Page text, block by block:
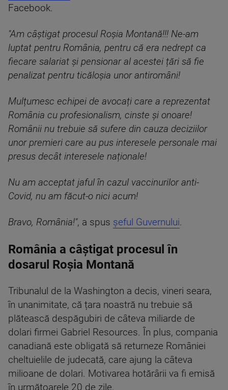
Facebook.
"Am câștigat procesul Roșia Montană!!! Ne-am
luptat pentru România, pentru că era nedrept ca
fiecare salariat și pensionar al acestei țări să fie
penalizat pentru ticăloșia unor antiromâni!
Mulțumesc echipei de avocați care a reprezentat
România cu profesionalism, cinste și onoare!
Românii nu trebuie să sufere din cauza deciziilor
unor premieri care au pus interesele personale mai
presus decât interesele naționale!
Nu am acceptat jaful în cazul vaccinurilor anti-
Covid, nu am făcut-o nici acum!
Bravo, România!", a spus șeful Guvernului.
România a câștigat procesul în
dosarul Roșia Montană
Tribunalul de la Washington a decis, vineri seara,
în unanimitate, că țara noastră nu trebuie să
plătească despăgubiri de câteva miliarde de
dolari firmei Gabriel Resources. În plus, compania
canadiană este obligată să returneze României
cheltuielile de judecată, care ajung la câteva
milioane de dolari. Motivarea hotărârii va fi emisă
în următoarele 20 de zile.